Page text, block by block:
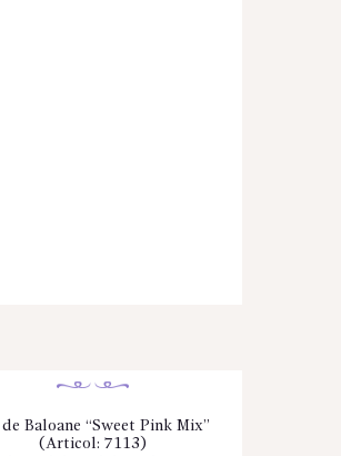
Baloane “Sweet Pink Mix”
(Articol: 7113)